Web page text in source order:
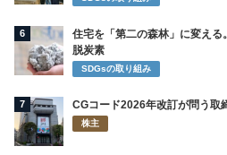
6
住宅を「第二の森林」に変える
脱炭素
SDGsの取り組み
7 CGコード2026年改訂が問う取
株主